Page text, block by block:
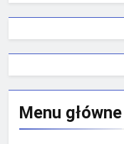
Menu główne